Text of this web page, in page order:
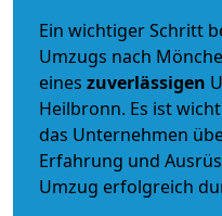
Ein wichtiger Schritt
Umzugs nach
eines zuverlässigen
Heilbronn. Es ist
das Unternehmen
Erfahrung und
Umzug erfolgreich